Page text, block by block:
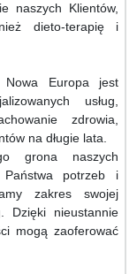
naszych Klientów,
dieto-terapię i
Nowa Europa jest
usług,
zdrowia,
na długie lata.
grona naszych
potrzeb i
zakres swojej
Dzięki nieustannie
mogą zaoferować